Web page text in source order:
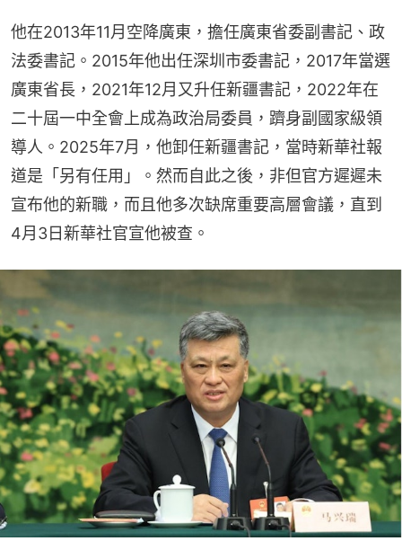
他在2013年11月空降廣東，擔任廣東省委副書記、政
法委書記。2015年他出任深圳市委書記，2017年當選
廣東省長，2021年12月又升任新疆書記，2022年在
二十屆一中全會上成為政治局委員，躋身副國家級領
導人。2025年7月，他卸任新疆書記，當時新華社報
道是「另有任用」。然而自此之後，非但官方遲遲未
宣布他的新職，而且他多次缺席重要高層會議，直到
4月3日新華社官宣他被查。